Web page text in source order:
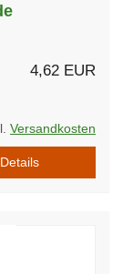
4,62 EUR
Versandkosten